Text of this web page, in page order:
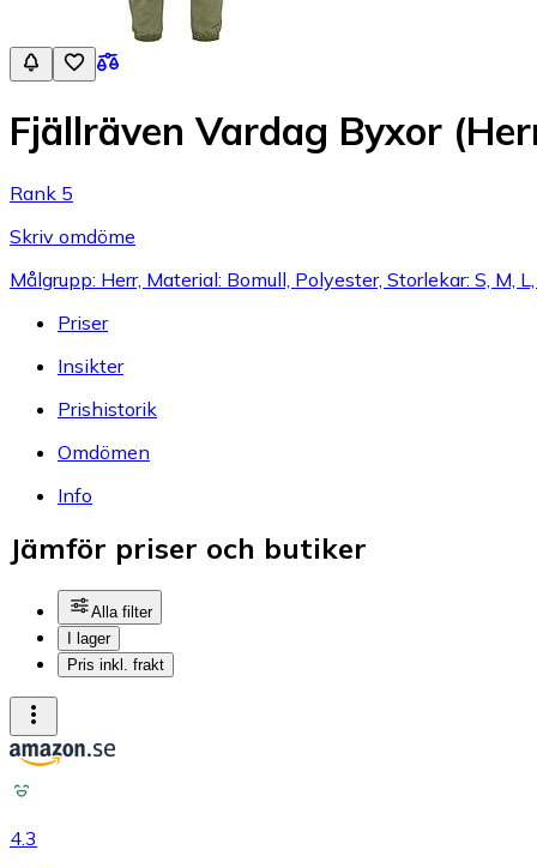
Fjällräven Vardag Byxor
Rank 5
Skriv omdöme
Målgrupp: Herr, Material: Bomull, Polyester, Storlekar: S, M,
Priser
Insikter
Prishistorik
Omdömen
Info
Jämför priser och butiker
Alla filter
I lager
Pris inkl. frakt
4.3